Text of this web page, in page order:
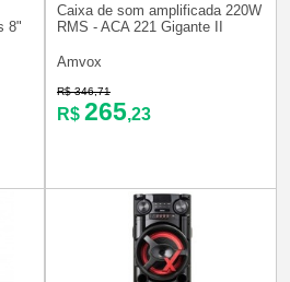
8"
Caixa de som amplificada 220W
RMS - ACA 221 Gigante II
Amvox
R$ 346,71
R$ 265,23